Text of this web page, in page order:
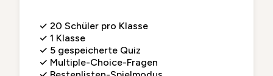
✓ 20 Schüler pro Klasse
✓ 1 Klasse
✓ 5 gespeicherte Quiz
✓ Multiple-Choice-Fragen